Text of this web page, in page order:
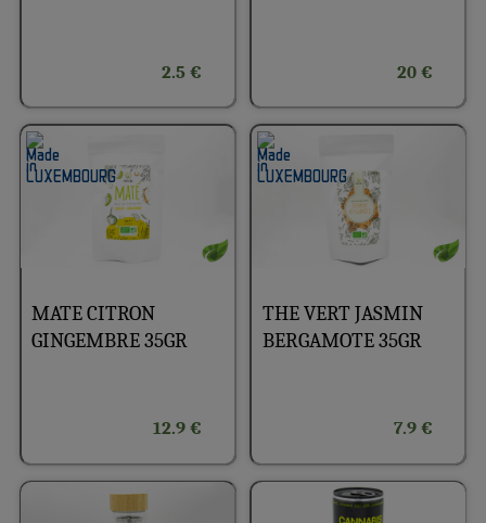
2.5 € 20 €
MATE CITRON
GINGEMBRE 35GR
12.9 €
THE VERT JASMIN
BERGAMOTE 35GR
7.9 €